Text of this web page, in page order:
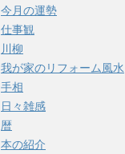
今月の運勢
仕事観
川柳
我が家のリフォーム風水
手相
日々雑感
暦
本の紹介